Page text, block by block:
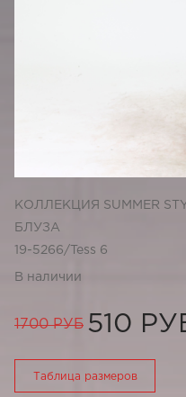
КОЛЛЕКЦИЯ SUMMER
БЛУЗА
19-5266/Tess 6
В наличии
1700 РУБ 510
Таблица размеров